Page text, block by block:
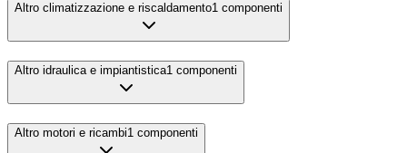
Altro climatizzazione e riscaldamento1 componenti
Altro idraulica e impiantistica1 componenti
Altro motori e ricambi1 componenti